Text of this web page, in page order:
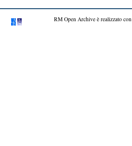
RM Open Archive è realizzato con